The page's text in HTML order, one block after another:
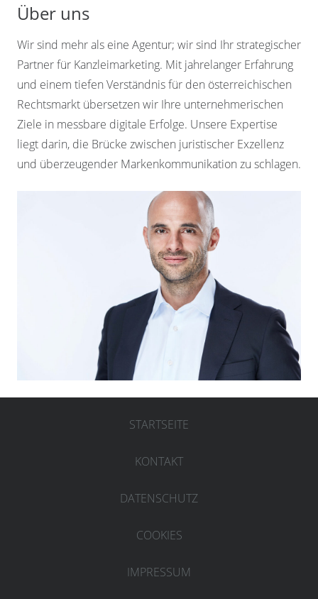
Über uns
Wir sind mehr als eine Agentur; wir sind Ihr strategischer
Partner für Kanzleimarketing. Mit jahrelanger Erfahrung
und einem tiefen Verständnis für den österreichischen
Rechtsmarkt übersetzen wir Ihre unternehmerischen
Ziele in messbare digitale Erfolge. Unsere Expertise
liegt darin, die Brücke zwischen juristischer Exzellenz
und überzeugender Markenkommunikation zu schlagen.
STARTSEITE
KONTAKT
DATENSCHUTZ
COOKIES
IMPRESSUM